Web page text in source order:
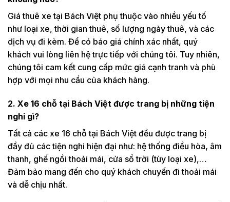
Giá thuê xe tại Bách Việt phụ thuộc vào nhiều yếu tố
như loại xe, thời gian thuê, số lượng ngày thuê, và các
dịch vụ đi kèm. Để có báo giá chính xác nhất, quý
khách vui lòng liên hệ trực tiếp với chúng tôi. Tuy nhiên,
chúng tôi cam kết cung cấp mức giá cạnh tranh và phù
hợp với mọi nhu cầu của khách hàng.
2. Xe 16 chỗ tại Bách Việt được trang bị những tiện
nghi gì?
Tất cả các xe 16 chỗ tại Bách Việt đều được trang bị
đầy đủ các tiện nghi hiện đại như: hệ thống điều hòa, âm
thanh, ghế ngồi thoải mái, cửa sổ trời (tùy loại xe),…
Đảm bảo mang đến cho quý khách chuyến đi thoải mái
và dễ chịu nhất.